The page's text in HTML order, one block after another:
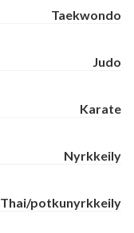
Taekwondo
Judo
Karate
Nyrkkeily
Thai/potkunyrkkeily